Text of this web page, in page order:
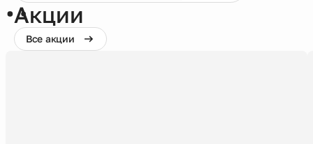
Акции
Все акции